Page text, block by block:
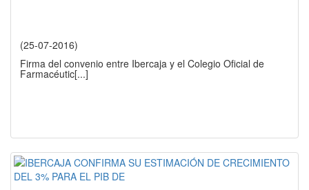
(25-07-2016)
Firma del convenio entre Ibercaja y el Colegio Oficial de
Farmacéutic[...]